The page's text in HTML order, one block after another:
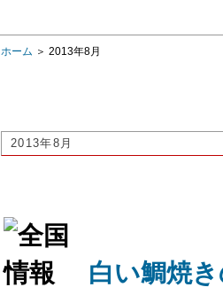
ホーム ＞ 2013年8月
2013年8月
白い鯛焼